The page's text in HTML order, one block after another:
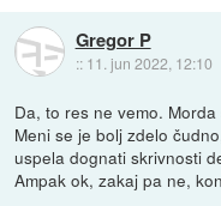
Gregor P
:: 11. jun 2022, 12:10
Da, to res ne vemo.
Meni se je bolj zdelo
uspela dognati skrivnosti
Ampak ok, zakaj pa ne,